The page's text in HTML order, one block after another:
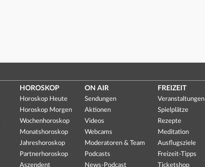
HOROSKOP
Horoskop Heute
Horoskop Morgen
Wochenhoroskop
Monatshoroskop
Jahreshoroskop
Partnerhoroskop
Aszendent
ON AIR
Sendungen
Aktionen
Videos
Webcams
Moderatoren & Team
Podcasts
News-Podcast
FREIZEIT
Veranstaltungen
Spielplätze
Rezepte
Meditation
Ausflugsziele
Freizeit-Tipps
Ticketshop